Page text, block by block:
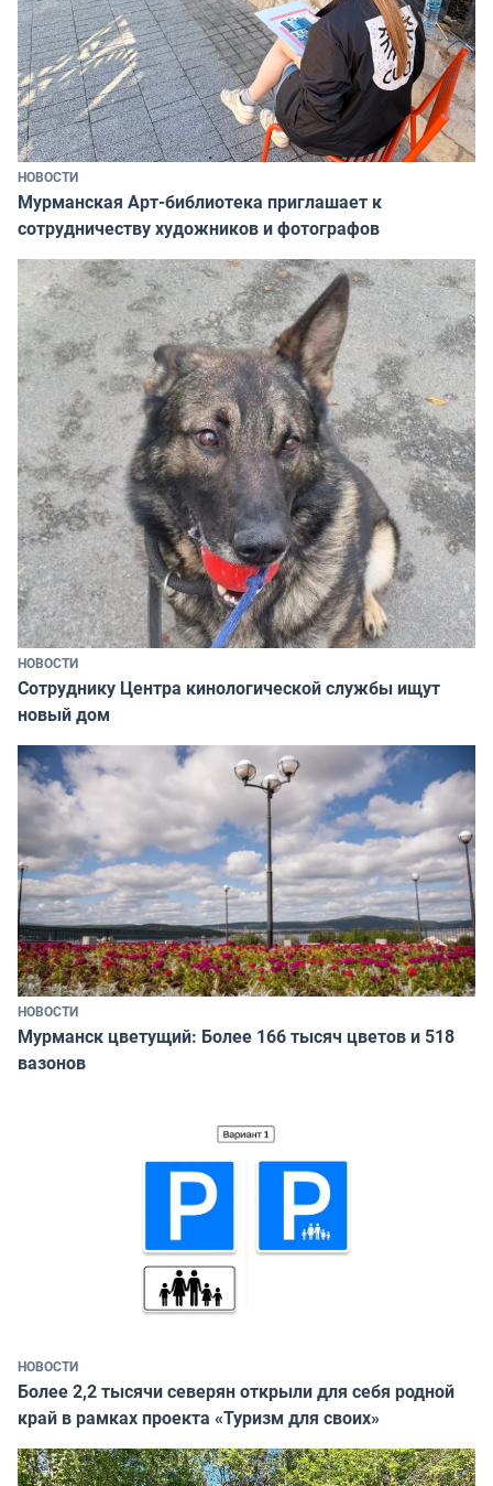
НОВОСТИ
Мурманская Арт-библиотека приглашает к
сотрудничеству художников и фотографов
НОВОСТИ
Сотруднику Центра кинологической службы ищут
новый дом
НОВОСТИ
Мурманск цветущий: Более 166 тысяч цветов и 518
вазонов
НОВОСТИ
Более 2,2 тысячи северян открыли для себя родной
край в рамках проекта «Туризм для своих»